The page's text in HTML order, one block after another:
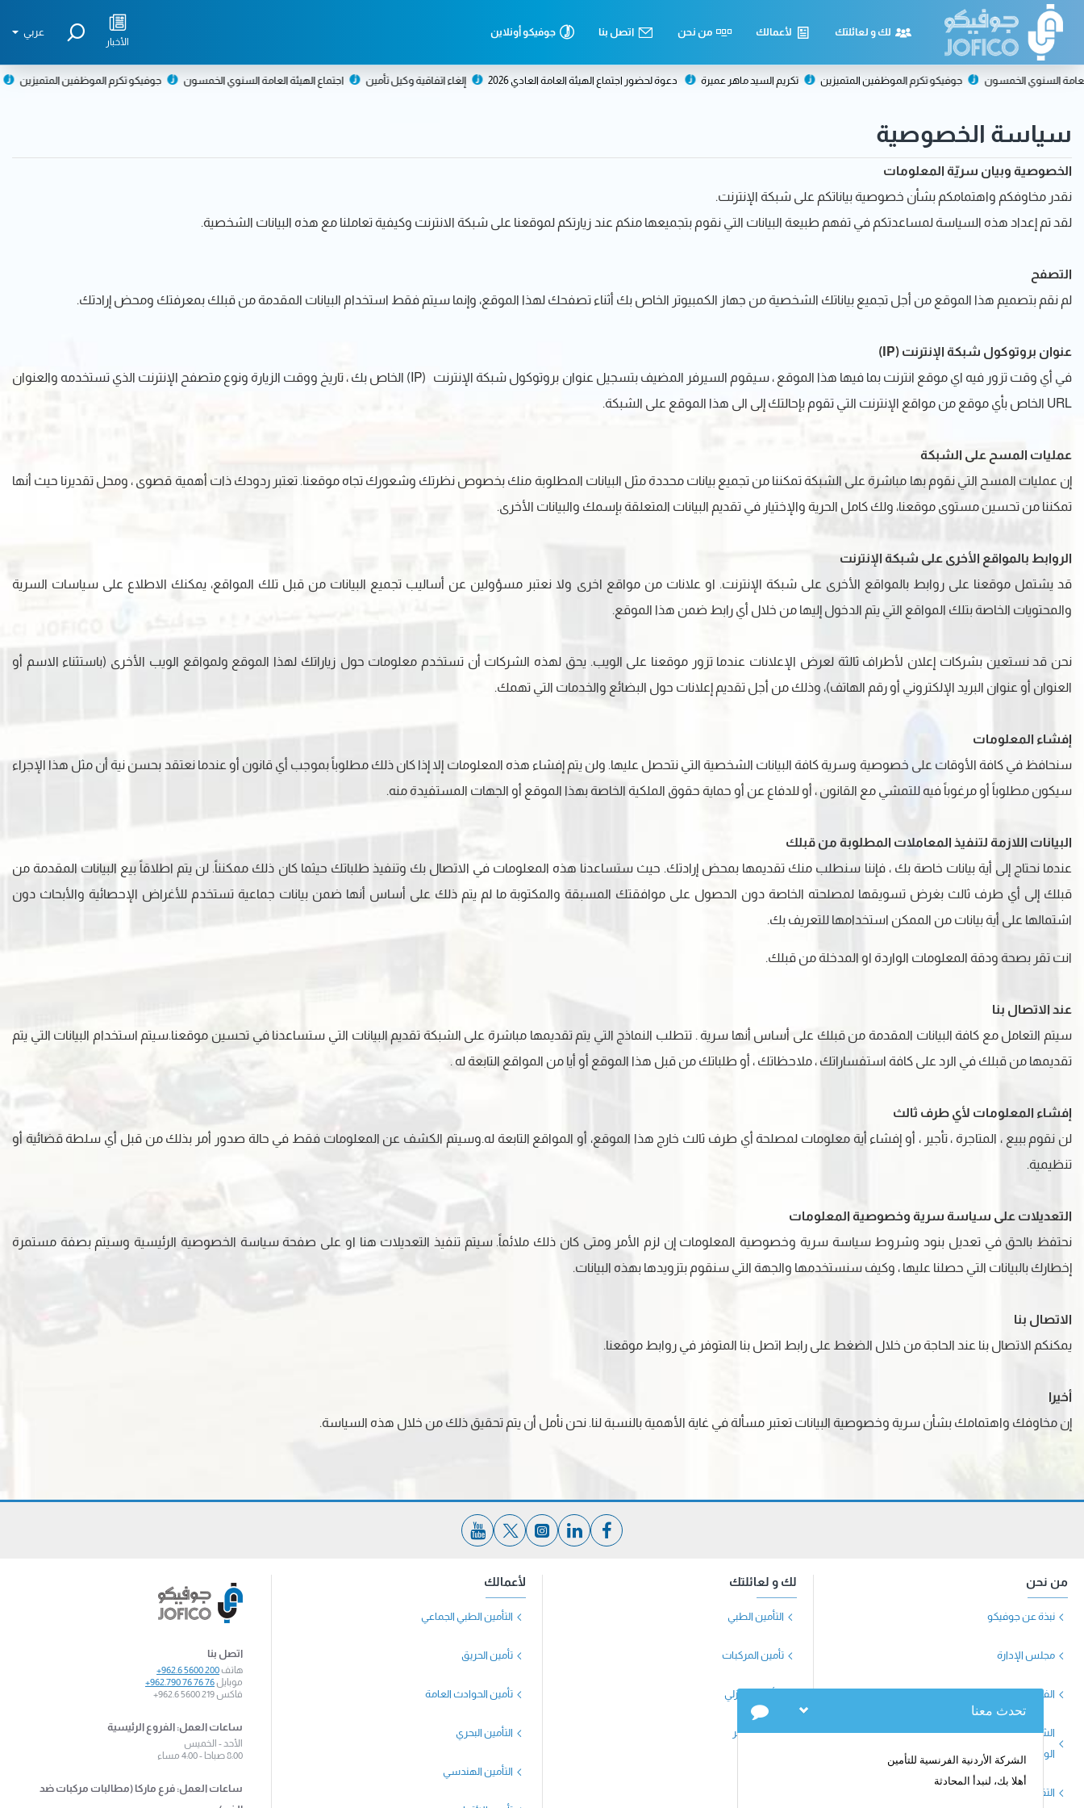
لك و لعائلتك لأعمالك من نحن اتصل بنا جوفيكو أونلاين عربي
الأخبار
الخمسون جوفيكو تكرم الموظفين المتميزين تكريم السيد ماهر عميرة دعوة لحضور اجتماع الهيئة العامة العادي 2026 إلغاء اتفاقية وكيل تأمين اجتماع الهيئة العامة السنوي الخمسون جوفيكو تكرم الموظفين المتميزين تكريم
سياسة الخصوصية
الخصوصية وبيان سريّة المعلومات
نقدر مخاوفكم واهتمامكم بشأن خصوصية بياناتكم على شبكة الإنترنت.
لقد تم إعداد هذه السياسة لمساعدتكم في تفهم طبيعة البيانات التي نقوم بتجميعها منكم عند زيارتكم لموقعنا على شبكة الانترنت وكيفية تعاملنا مع هذه البيانات الشخصية.
التصفح
لم نقم بتصميم هذا الموقع من أجل تجميع بياناتك الشخصية من جهاز الكمبيوتر الخاص بك أثناء تصفحك لهذا الموقع، وإنما سيتم فقط استخدام البيانات المقدمة من قبلك بمعرفتك ومحض إرادتك.
عنوان بروتوكول شبكة الإنترنت (IP)
في أي وقت تزور فيه اي موقع انترنت بما فيها هذا الموقع ، سيقوم السيرفر المضيف بتسجيل عنوان بروتوكول شبكة الإنترنت (IP) الخاص بك ، تاريخ ووقت الزيارة ونوع متصفح الإنترنت الذي تستخدمه والعنوان
URL الخاص بأي موقع من مواقع الإنترنت التي تقوم بإحالتك إلى الى هذا الموقع على الشبكة.
عمليات المسح على الشبكة
إن عمليات المسح التي نقوم بها مباشرة على الشبكة تمكننا من تجميع بيانات محددة مثل البيانات المطلوبة منك بخصوص نظرتك وشعورك تجاه موقعنا. تعتبر ردودك ذات أهمية قصوى ، ومحل تقديرنا حيث أنها
تمكننا من تحسين مستوى موقعنا، ولك كامل الحرية والإختيار في تقديم البيانات المتعلقة بإسمك والبيانات الأخرى.
الروابط بالمواقع الأخرى على شبكة الإنترنت
قد يشتمل موقعنا على روابط بالمواقع الأخرى على شبكة الإنترنت. او علانات من مواقع اخرى ولا نعتبر مسؤولين عن أساليب تجميع البيانات من قبل تلك المواقع، يمكنك الاطلاع على سياسات السرية
والمحتويات الخاصة بتلك المواقع التي يتم الدخول إليها من خلال أي رابط ضمن هذا الموقع.
نحن قد نستعين بشركات إعلان لأطراف ثالثة لعرض الإعلانات عندما تزور موقعنا على الويب. يحق لهذه الشركات أن تستخدم معلومات حول زياراتك لهذا الموقع ولمواقع الويب الأخرى (باستثناء الاسم أو
العنوان أو عنوان البريد الإلكتروني أو رقم الهاتف)، وذلك من أجل تقديم إعلانات حول البضائع والخدمات التي تهمك.
إفشاء المعلومات
سنحافظ في كافة الأوقات على خصوصية وسرية كافة البيانات الشخصية التي نتحصل عليها. ولن يتم إفشاء هذه المعلومات إلا إذا كان ذلك مطلوباً بموجب أي قانون أو عندما نعتقد بحسن نية أن مثل هذا الإجراء
سيكون مطلوباً أو مرغوباً فيه للتمشي مع القانون ، أو للدفاع عن أو حماية حقوق الملكية الخاصة بهذا الموقع أو الجهات المستفيدة منه.
البيانات اللازمة لتنفيذ المعاملات المطلوبة من قبلك
عندما نحتاج إلى أية بيانات خاصة بك ، فإننا سنطلب منك تقديمها بمحض إرادتك. حيث ستساعدنا هذه المعلومات في الاتصال بك وتنفيذ طلباتك حيثما كان ذلك ممكنناً. لن يتم اطلاقاً بيع البيانات المقدمة من
قبلك إلى أي طرف ثالث بغرض تسويقها لمصلحته الخاصة دون الحصول على موافقتك المسبقة والمكتوبة ما لم يتم ذلك على أساس أنها ضمن بيانات جماعية تستخدم للأغراض الإحصائية والأبحاث دون
اشتمالها على أية بيانات من الممكن استخدامها للتعريف بك.
انت تقر بصحة ودقة المعلومات الواردة او المدخلة من قبلك.
عند الاتصال بنا
سيتم التعامل مع كافة البيانات المقدمة من قبلك على أساس أنها سرية . تتطلب النماذج التي يتم تقديمها مباشرة على الشبكة تقديم البيانات التي ستساعدنا في تحسين موقعنا.سيتم استخدام البيانات التي يتم
تقديمها من قبلك في الرد على كافة استفساراتك ، ملاحظاتك ، أو طلباتك من قبل هذا الموقع أو أيا من المواقع التابعة له .
إفشاء المعلومات لأي طرف ثالث
لن نقوم ببيع ، المتاجرة ، تأجير ، أو إفشاء أية معلومات لمصلحة أي طرف ثالث خارج هذا الموقع، أو المواقع التابعة له.وسيتم الكشف عن المعلومات فقط في حالة صدور أمر بذلك من قبل أي سلطة قضائية أو
تنظيمية.
التعديلات على سياسة سرية وخصوصية المعلومات
نحتفظ بالحق في تعديل بنود وشروط سياسة سرية وخصوصية المعلومات إن لزم الأمر ومتى كان ذلك ملائماً. سيتم تنفيذ التعديلات هنا او على صفحة سياسة الخصوصية الرئيسية وسيتم بصفة مستمرة
إخطارك بالبيانات التي حصلنا عليها ، وكيف سنستخدمها والجهة التي سنقوم بتزويدها بهذه البيانات.
الاتصال بنا
يمكنكم الاتصال بنا عند الحاجة من خلال الضغط على رابط اتصل بنا المتوفر في روابط موقعنا.
أخيرا
إن مخاوفك واهتمامك بشأن سرية وخصوصية البيانات تعتبر مسألة في غاية الأهمية بالنسبة لنا. نحن نأمل أن يتم تحقيق ذلك من خلال هذه السياسة.
من نحن
نبذة عن جوفيكو
مجلس الإدارة
الفريق الإداري
الشركات الحليفة وشركات ووسطاء إعادة التأمين
الوكلاء
التقارير السنوية
لك و لعائلتك
التأمين الطبي
تأمين المركبات
التأمين المنزلي
تأمين السفر
لأعمالك
التأمين الطبي الجماعي
تأمين الحريق
تأمين الحوادث العامة
التأمين البحري
التأمين الهندسي
اتصل بنا
هاتف +962.6 5600 200
موبايل +962.790 76 76 76
فاكس +962.6 5600 219
ساعات العمل: الفروع الرئيسية
الأحد - الخميس
8:00 صباحا - 4:00 مساء
ساعات العمل: فرع ماركا (مطالبات مركبات ضد